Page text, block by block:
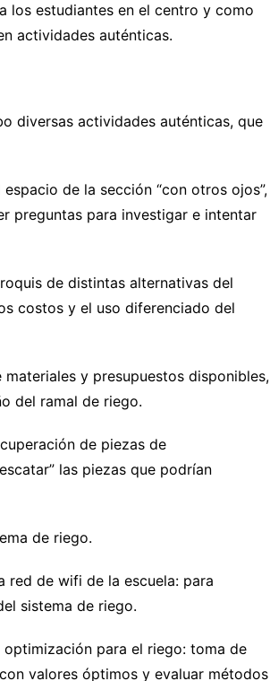
los estudiantes en el centro y como
actividades auténticas.
diversas actividades auténticas, que
de la sección “con otros ojos”,
preguntas para investigar e intentar
de distintas alternativas del
costos y el uso diferenciado del
y presupuestos disponibles,
del ramal de riego.
de piezas de
las piezas que podrían
de riego.
red de wifi de la escuela: para
sistema de riego.
para el riego: toma de
valores óptimos y evaluar métodos